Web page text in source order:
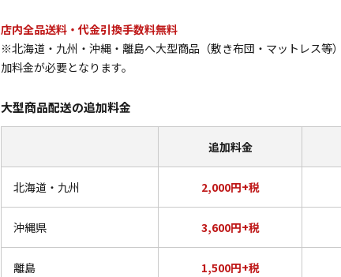
店内全品送料・代金引換手数料無料
※北海道・九州・沖縄・離島へ大型商品（敷き布団・マットレス等
加料金が必要となります。
大型商品配送の追加料金
追加料金
北海道・九州 2,000円+税
沖縄県 3,600円+税
離島 1,500円+税